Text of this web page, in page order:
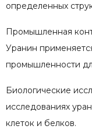
определенных
Промышленная
Уранин
промышленности
Биологические
исследованиях
клеток и белков.